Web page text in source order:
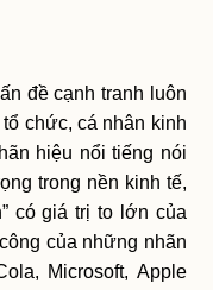
đề cạnh tranh luôn
chức, cá nhân kinh
hiệu nổi tiếng nói
trong nền kinh tế,
có giá trị to lớn của
của những nhãn
Microsoft, Apple